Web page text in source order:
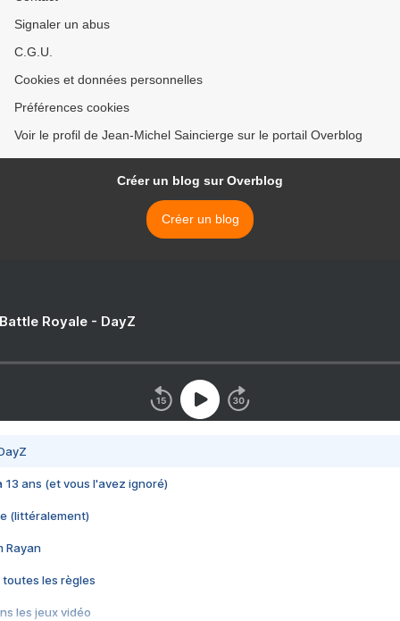
Signaler un abus
C.G.U.
Cookies et données personnelles
Préférences cookies
Voir le profil de Jean-Michel Saincierge sur le portail Overblog
Créer un blog sur Overblog
Créer un blog
Royale - DayZ
13 ans (et vous l'avez ignoré)
(littéralement)
Rayan
toutes les règles
les jeux vidéo